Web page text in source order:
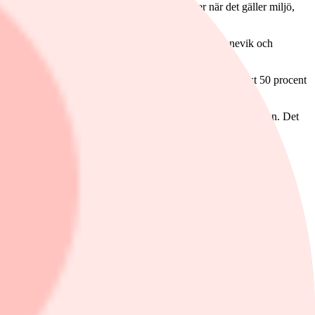
hur företagen hanterar risker och möjligheter när det gäller miljö,
fått betydande bidrag från investmentbolaget Kinnevik och
under 2017. Målet är att fonden ska utgöras av minst 50 procent
har detaljhandelsbolaget från Insjön, Clas Ohlson. Det
analys screenar efter kvalitetsbolag. Det har varit ett
Båda fonderna förvaltas aktivt av den erfarne